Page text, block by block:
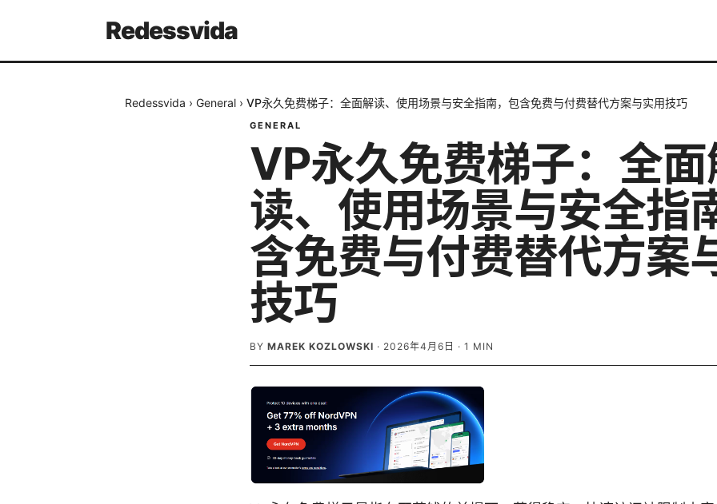
Redessvida
Redessvida › General › VP永久免费梯子：全面解读、使用场景与安全指南，包含免费与付费替代方案与实用技巧
GENERAL
VP永久免费梯子：全
读、使用场景与安全指
含免费与付费替代方案
技巧
BY MAREK KOZLOWSKI · 2026年4月6日 · 1 MIN